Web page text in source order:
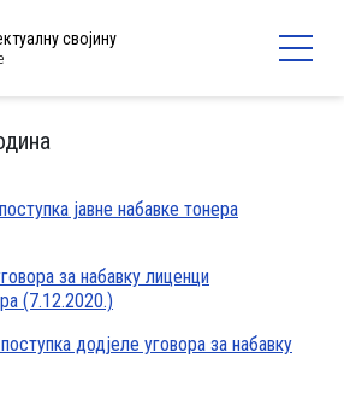
својину
јавне набавке тонера
за набавку лиценци
(7.12.2020.)
додјеле уговора за набавку